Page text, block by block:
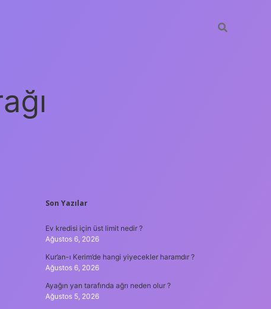
SIDEBAR
Son Yazılar
Ev kredisi için üst limit nedir ?
Ağustos 6, 2026
Kur’an-ı Kerim’de hangi yiyecekler haramdır ?
Ağustos 6, 2026
Ayağın yan tarafında ağrı neden olur ?
Ağustos 5, 2026